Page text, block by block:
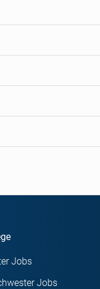
Jobs
Jobs